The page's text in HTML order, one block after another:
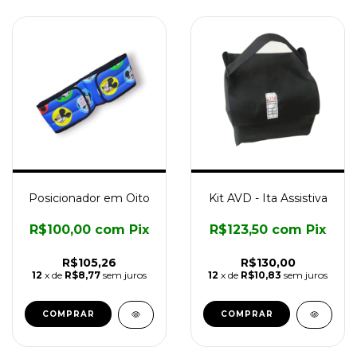
Posicionador em Oito
R$105,26
R$100,00 com Pix
12 x de R$8,77 sem juros
COMPRAR
Kit AVD - Ita Assistiva
R$130,00
R$123,50 com Pix
12 x de R$10,83 sem juros